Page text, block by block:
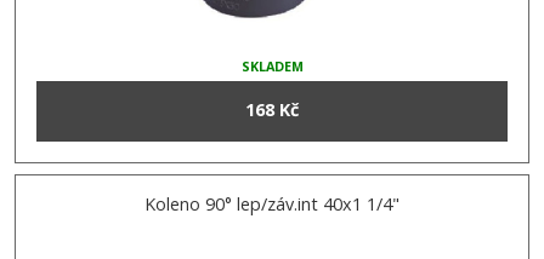
SKLADEM
168 Kč
Koleno 90° lep/záv.int 40x1 1/4"